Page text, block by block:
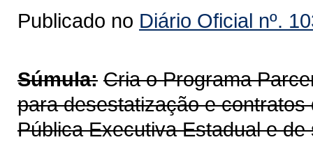
Publicado no Diário Oficial nº.
Súmula: Cria o Programa
para desestatização e
Pública Executiva Estadual e